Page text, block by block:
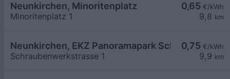
0,65 €/kWh
9,8 km
Neunkirchen, Minoritenplatz
Minoritenplatz 1
0,75 €/kWh
9,9 km
Neunkirchen, EKZ Panoramapark
Schraubenwerkstrasse 1